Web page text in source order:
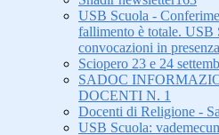
USB Scuola -
fallimento è totale. USB
convocazioni in
Sciopero 23 e 24
SADOC
DOCENTI N. 1
Docenti di Religione -
USB Scuola: